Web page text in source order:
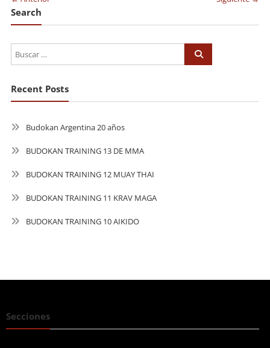
Search
Recent Posts
Budokan Argentina 20 años
BUDOKAN TRAINING 13 DE MMA
BUDOKAN TRAINING 12 MUAY THAI
BUDOKAN TRAINING 11 KRAV MAGA
BUDOKAN TRAINING 10 AIKIDO
Secciones